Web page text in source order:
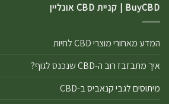
BuyCBD | קניית CBD אונליין
המדע מאחורי מוצרי CBD לחיות
איך מתבזבז רוב ה-CBD שנכנס לגוף?
מיתוסים לגבי קנאביס ב-CBD